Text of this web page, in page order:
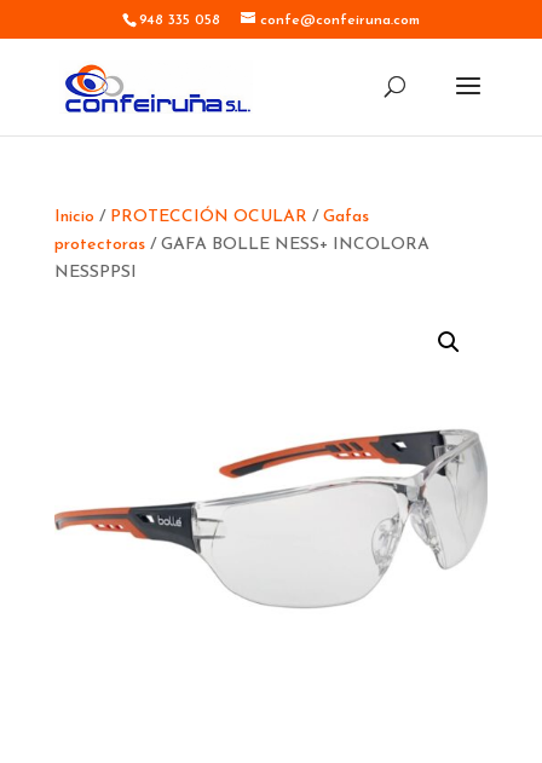
948 335 058 confe@confeiruna.com
Inicio / PROTECCIÓN OCULAR / Gafas
protectoras/ GAFA BOLLE NESS+ INCOLORA
NESSPPSI